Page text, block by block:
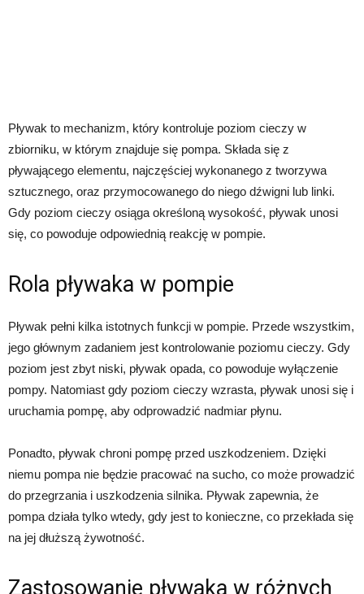
Pływak to mechanizm, który kontroluje poziom cieczy w
zbiorniku, w którym znajduje się pompa. Składa się z
pływającego elementu, najczęściej wykonanego z tworzywa
sztucznego, oraz przymocowanego do niego dźwigni lub linki.
Gdy poziom cieczy osiąga określoną wysokość, pływak unosi
się, co powoduje odpowiednią reakcję w pompie.
Rola pływaka w pompie
Pływak pełni kilka istotnych funkcji w pompie. Przede wszystkim,
jego głównym zadaniem jest kontrolowanie poziomu cieczy. Gdy
poziom jest zbyt niski, pływak opada, co powoduje wyłączenie
pompy. Natomiast gdy poziom cieczy wzrasta, pływak unosi się i
uruchamia pompę, aby odprowadzić nadmiar płynu.
Ponadto, pływak chroni pompę przed uszkodzeniem. Dzięki
niemu pompa nie będzie pracować na sucho, co może prowadzić
do przegrzania i uszkodzenia silnika. Pływak zapewnia, że
pompa działa tylko wtedy, gdy jest to konieczne, co przekłada się
na jej dłuższą żywotność.
Zastosowanie pływaka w różnych